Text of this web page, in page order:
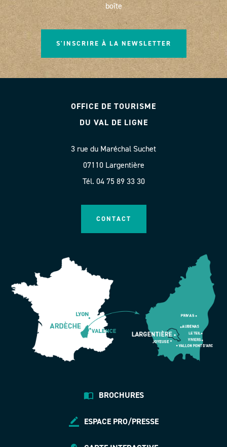
boîte
S'INSCRIRE À LA NEWSLETTER
OFFICE DE TOURISME
DU VAL DE LIGNE
3 rue du Maréchal Suchet
07110 Largentière
Tél. 04 75 89 33 30
CONTACT
BROCHURES
ESPACE PRO/PRESSE